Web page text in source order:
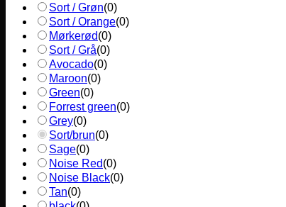
Sort / Grøn(0)
Sort / Orange(0)
Mørkerød(0)
Sort / Grå(0)
Avocado(0)
Maroon(0)
Green(0)
Forrest green(0)
Grey(0)
Sort/brun(0)
Sage(0)
Noise Red(0)
Noise Black(0)
Tan(0)